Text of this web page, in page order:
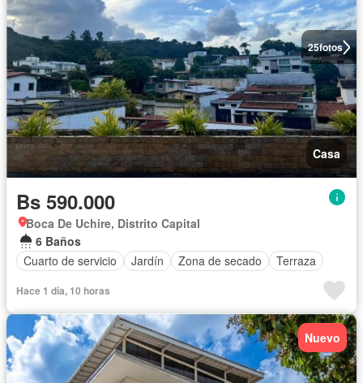
25fotos
Casa
Bs 590.000
Boca De Uchire, Distrito Capital
6 Baños
Cuarto de servicio
Jardín Zona de secado Terraza
Hace 1 día, 10 horas
Nuevo